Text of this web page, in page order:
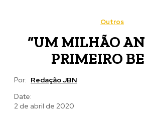
Outros
“UM MILHÃO
PRIMEIRO
Por: Redação JBN
Date:
2 de abril de 2020